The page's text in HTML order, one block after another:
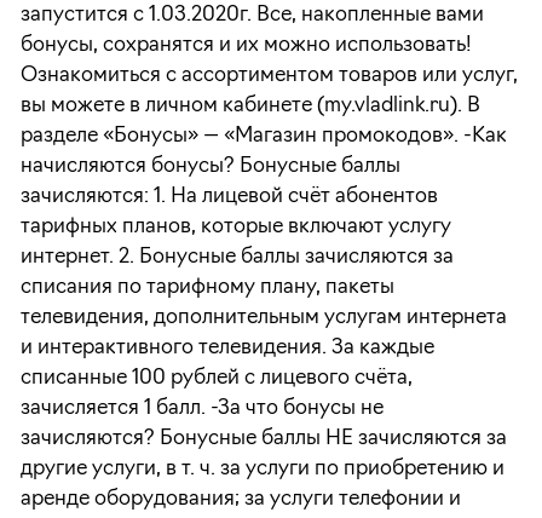
запустится с 1.03.2020г. Все, накопленные вами
бонусы, сохранятся и их можно использовать!
Ознакомиться с ассортиментом товаров или услуг,
вы можете в личном кабинете (my.vladlink.ru). В
разделе «Бонусы» — «Магазин промокодов». -Как
начисляются бонусы? Бонусные баллы
зачисляются: 1. На лицевой счёт абонентов
тарифных планов, которые включают услугу
интернет. 2. Бонусные баллы зачисляются за
списания по тарифному плану, пакеты
телевидения, дополнительным услугам интернета
и интерактивного телевидения. За каждые
списанные 100 рублей с лицевого счёта,
зачисляется 1 балл. -За что бонусы не
зачисляются? Бонусные баллы НЕ зачисляются за
другие услуги, в т. ч. за услуги по приобретению и
аренде оборудования; за услуги телефонии и